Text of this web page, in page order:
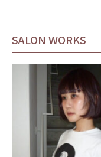
SALON WORKS